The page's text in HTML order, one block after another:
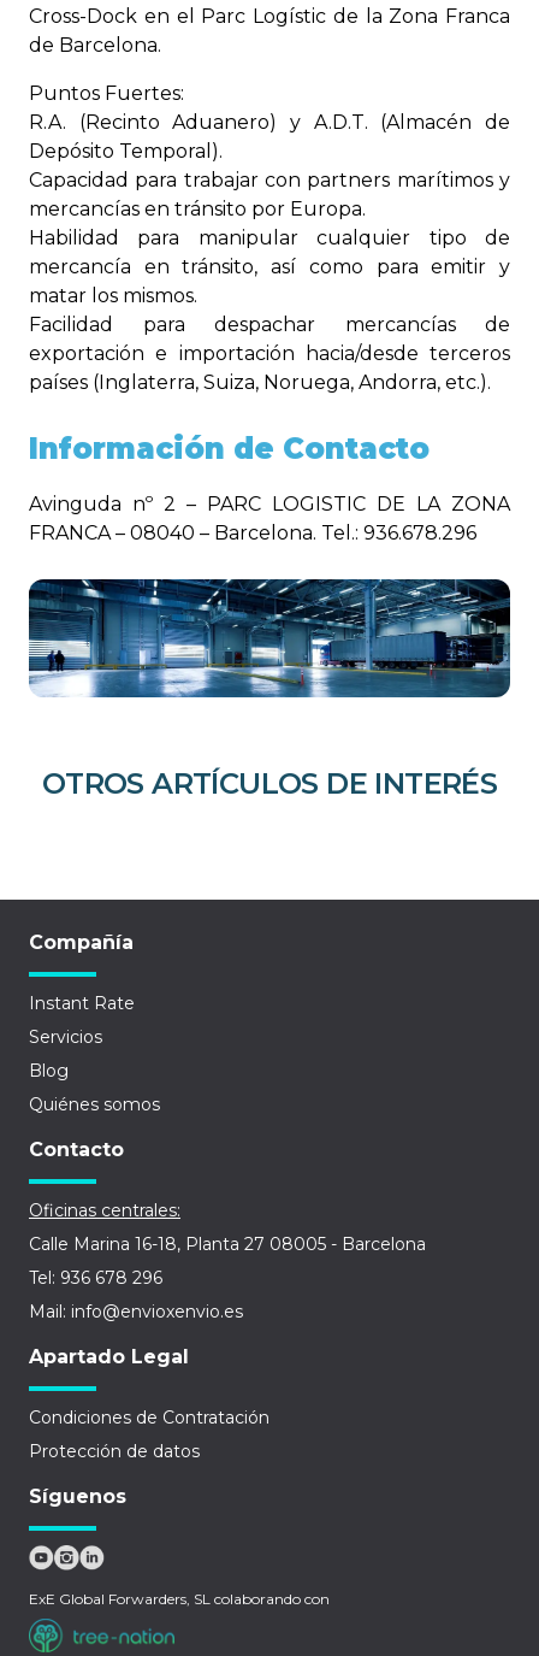
Cross-Dock en el Parc Logístic de la Zona Franca
de Barcelona.
Puntos Fuertes:
R.A. (Recinto Aduanero) y A.D.T. (Almacén de
Depósito Temporal).
Capacidad para trabajar con partners marítimos y
mercancías en tránsito por Europa.
Habilidad para manipular cualquier tipo de
mercancía en tránsito, así como para emitir y
matar los mismos.
Facilidad para despachar mercancías de
exportación e importación hacia/desde terceros
países (Inglaterra, Suiza, Noruega, Andorra, etc.).
Información de Contacto
Avinguda nº 2 – PARC LOGISTIC DE LA ZONA
FRANCA – 08040 – Barcelona. Tel.: 936.678.296
OTROS ARTÍCULOS DE INTERÉS
Compañía
Instant Rate
Servicios
Blog
Quiénes somos
Contacto
Oficinas centrales:
Calle Marina 16-18, Planta 27 08005 - Barcelona
Tel: 936 678 296
Mail: info@envioxenvio.es
Apartado Legal
Condiciones de Contratación
Protección de datos
Síguenos
ExE Global Forwarders, SL colaborando con